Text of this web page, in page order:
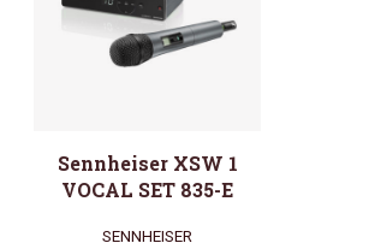
Sennheiser XSW 1
VOCAL SET 835-E
SENNHEISER